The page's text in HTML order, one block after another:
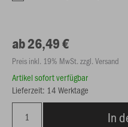
ab 26,49 €
Preis inkl. 19% MwSt. zzgl. Versand
Artikel sofort verfügbar
Lieferzeit: 14 Werktage
In